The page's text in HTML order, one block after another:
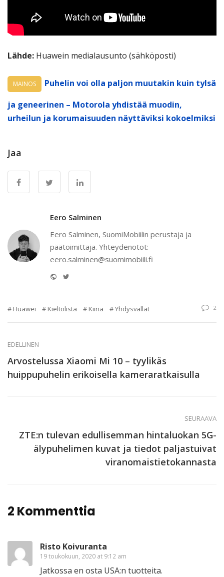
Lähde: Huawein medialausunto (sähköposti)
MAINOS
Puhelin voi olla paljon muutakin kuin tylsä
ja geneerinen – Motorola yhdistää muodin,
urheilun ja korumaisuuden näyttäviksi kokoelmiksi
Jaa
Eero Salminen
Eero Salminen, SuomiMobiilin perustaja ja
päätoimittaja. Yhteydenotot:
eero.salminen@suomimobiili.fi
Website
Huawei Kieltolista Kiina Yhdysvallat 2
EDELLINEN
Arvostelussa Xiaomi Mi 10 – tyylikäs
huippupuhelin erikoisella kameraratkaisulla
SEURAAVA
ZTE:n tulevan edullisemman hintaluokan 5G-
älypuhelimen kuvat ja tiedot paljastuivat
viranomaistietokannasta
2 Kommenttia
Risto Koivuranta
19 toukokuun, 2020 at 9:12 am
Jatkossa en osta USA:n tuotteita.